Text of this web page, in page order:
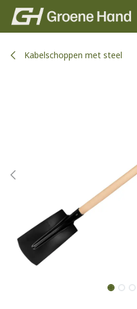
Overslaan naar inhoud
Kabelschoppen met steel